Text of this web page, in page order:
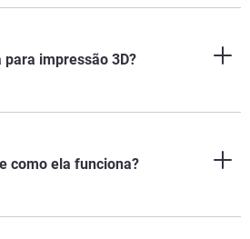
impressão 3D?
como ela funciona?